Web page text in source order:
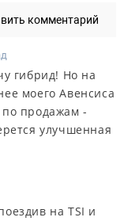
комментарий
гибрид! Но на
моего Авенсиса
по продажам -
улучшенная
на TSI и